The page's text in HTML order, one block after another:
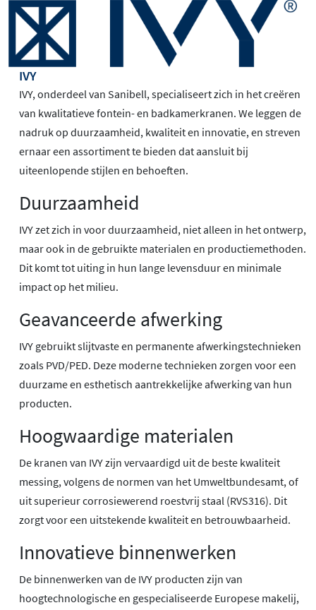
IVY
IVY, onderdeel van Sanibell, specialiseert zich in het creëren
van kwalitatieve fontein- en badkamerkranen. We leggen de
nadruk op duurzaamheid, kwaliteit en innovatie, en streven
ernaar een assortiment te bieden dat aansluit bij
uiteenlopende stijlen en behoeften.
Duurzaamheid
IVY zet zich in voor duurzaamheid, niet alleen in het ontwerp,
maar ook in de gebruikte materialen en productiemethoden.
Dit komt tot uiting in hun lange levensduur en minimale
impact op het milieu.
Geavanceerde afwerking
IVY gebruikt slijtvaste en permanente afwerkingstechnieken
zoals PVD/PED. Deze moderne technieken zorgen voor een
duurzame en esthetisch aantrekkelijke afwerking van hun
producten.
Hoogwaardige materialen
De kranen van IVY zijn vervaardigd uit de beste kwaliteit
messing, volgens de normen van het Umweltbundesamt, of
uit superieur corrosiewerend roestvrij staal (RVS316). Dit
zorgt voor een uitstekende kwaliteit en betrouwbaarheid.
Innovatieve binnenwerken
De binnenwerken van de IVY producten zijn van
hoogtechnologische en gespecialiseerde Europese makelij,